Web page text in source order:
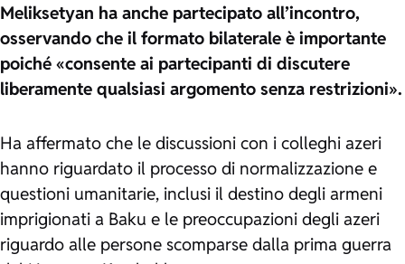
Meliksetyan ha anche partecipato all’incontro,
osservando che il formato bilaterale è importante
poiché «consente ai partecipanti di discutere
liberamente qualsiasi argomento senza restrizioni».
Ha affermato che le discussioni con i colleghi azeri
hanno riguardato il processo di normalizzazione e
questioni umanitarie, inclusi il destino degli armeni
imprigionati a Baku e le preoccupazioni degli azeri
riguardo alle persone scomparse dalla prima guerra